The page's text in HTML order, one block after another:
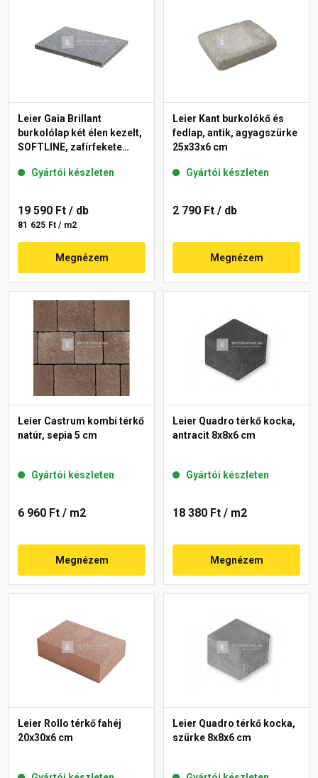
Leier Gaia Brillant
burkolólap két élen kezelt,
SOFTLINE, zafírfekete
Gyártói készleten
19 590 Ft / db
81 625 Ft / m2
Megnézem
Leier Kant burkolókő és
fedlap, antik, agyagszürke
25x33x6 cm
Gyártói készleten
2 790 Ft / db
Megnézem
Leier Castrum kombi térkő
natúr, sepia 5 cm
Gyártói készleten
6 960 Ft / m2
Megnézem
Leier Quadro térkő kocka,
antracit 8x8x6 cm
Gyártói készleten
18 380 Ft / m2
Megnézem
Leier Rollo térkő fahéj
20x30x6 cm
Leier Quadro térkő kocka,
szürke 8x8x6 cm